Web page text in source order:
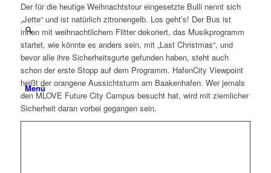
Menü
Der für die heutige Weihnachtstour eingesetzte Bulli nennt sich
„Jette“ und ist natürlich zitronengelb. Los geht’s! Der Bus ist
innen mit weihnachtlichem Flitter dekoriert, das Musikprogramm
startet, wie könnte es anders sein, mit „Last Christmas“, und
bevor alle ihre Sicherheitsgurte gefunden haben, steht auch
schon der erste Stopp auf dem Programm. HafenCity Viewpoint
heißt der orangene Aussichtsturm am Baakenhafen. Wer jemals
den MLOVE Future City Campus besucht hat, wird mit ziemlicher
Sicherheit daran vorbei gegangen sein.